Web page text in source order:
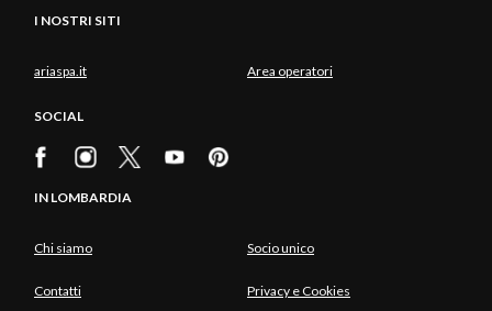
I NOSTRI SITI
ariaspa.it Area operatori
SOCIAL
IN LOMBARDIA
Chi siamo Socio unico
Contatti Privacy e Cookies